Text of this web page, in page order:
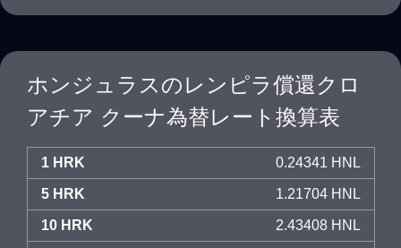
ホンジュラスのレンピラ償還クロ
アチア クーナ為替レート換算表
1 HRK 0.24341 HNL
5 HRK 1.21704 HNL
10 HRK 2.43408 HNL